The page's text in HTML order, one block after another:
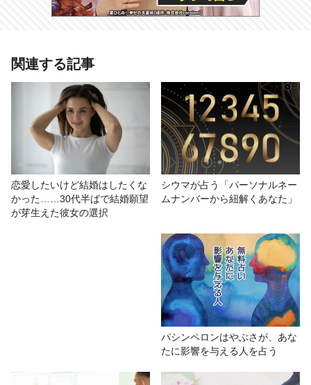
あわせて読みたい記事
【水星占星術】3月27日〜4月11日は
牡羊座水星期 12星座ごとの運勢＆
過ごし方をチェック！
# 12星座恋の運命 # LUA # おもしろ # 今月の運勢
# 恋愛占い # 星座占い/星占い # 恋愛
関連する記事
恋愛したいけど結婚はしたくな
かった……30代半ばで結婚願望
が芽生えた彼女の選択
シウマが占う「パーソナルネー
ムナンバーから紐解くあなた」
パシンペロンはやぶさが、あな
たに影響を与える人を占う